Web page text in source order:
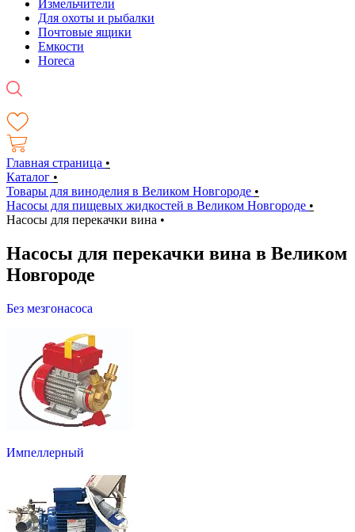
Измельчители
Для охоты и рыбалки
Почтовые ящики
Емкости
Horeca
Главная страница •
Каталог •
Товары для виноделия в Великом Новгороде •
Насосы для пищевых жидкостей в Великом Новгороде •
Насосы для перекачки вина •
Насосы для перекачки вина в Великом
Новгороде
Без мезгонасоса
Импеллерный